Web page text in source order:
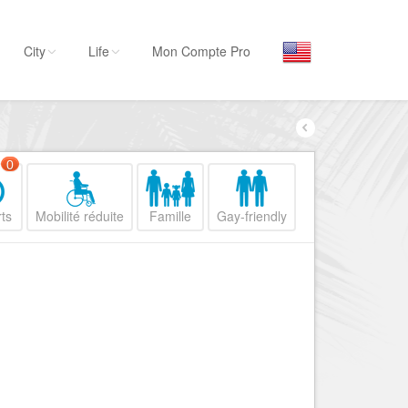
Hôtels, ...
Visiter
City Life Mon Compte Pro
0
Mobilité réduite Famille Gay-friendly